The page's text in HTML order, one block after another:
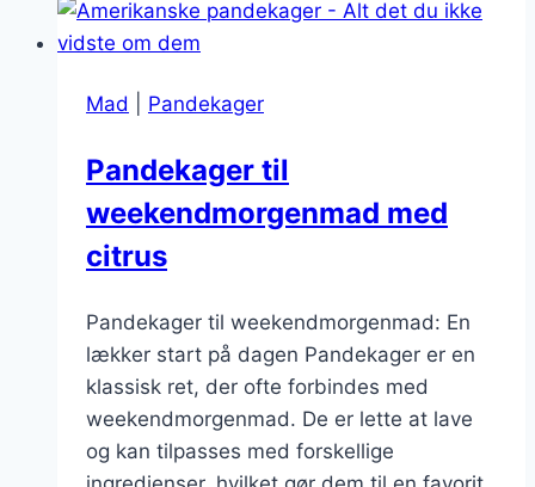
til
dessert
Mad Pandekager
Pandekager til
weekendmorgenmad med
citrus
Pandekager til weekendmorgenmad: En
lækker start på dagen Pandekager er en
klassisk ret, der ofte forbindes med
weekendmorgenmad. De er lette at lave
og kan tilpasses med forskellige